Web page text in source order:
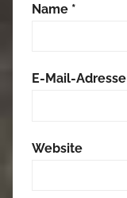
Name *
E-Mail-Adresse
Website